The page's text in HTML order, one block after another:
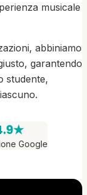
musicale
abbiniamo
garantendo
studente,
Google